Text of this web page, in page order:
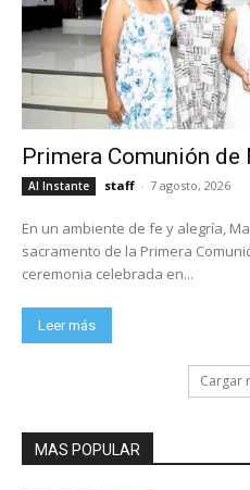
Primera Comunión de
Al Instante staff - 7 agosto, 2026
En un ambiente de fe y alegría,
sacramento de la Primera
ceremonia celebrada en...
Leer más
Cargar
MAS POPULAR